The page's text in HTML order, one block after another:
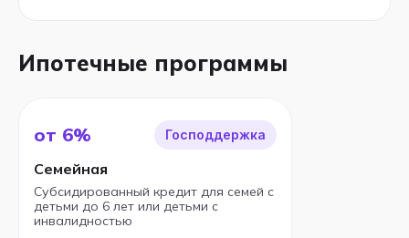
Ипотечные программы
от 6% Господдержка
Семейная
Субсидированный кредит для семей с
детьми до 6 лет или детьми с
инвалидностью